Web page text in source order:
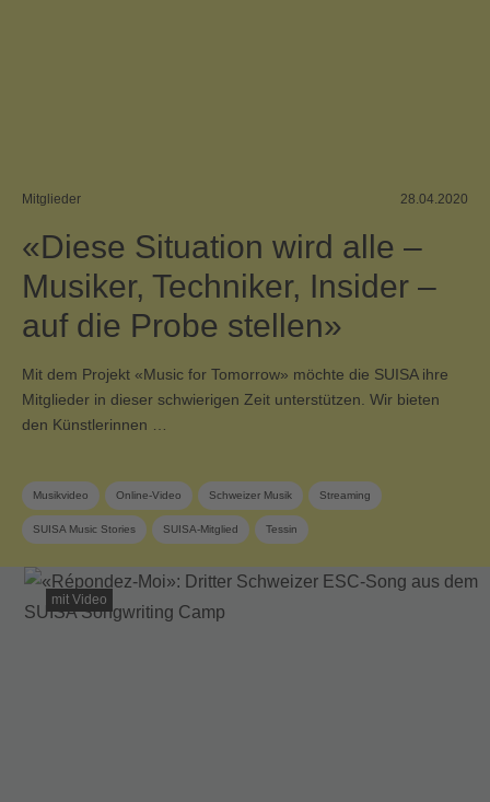
Mitglieder 28.04.2020
«Diese Situation wird alle –
Musiker, Techniker, Insider –
auf die Probe stellen»
Mit dem Projekt «Music for Tomorrow» möchte die SUISA ihre
Mitglieder in dieser schwierigen Zeit unterstützen. Wir bieten
den Künstlerinnen …
Musikvideo Online-Video Schweizer Musik Streaming
SUISA Music Stories SUISA-Mitglied Tessin
mit Video